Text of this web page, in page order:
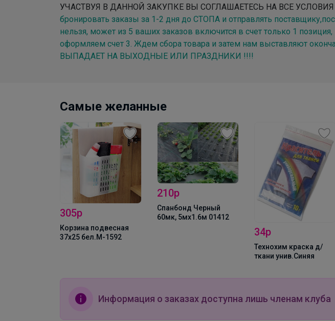
УЧАСТВУЯ В ДАННОЙ ЗАКУПКЕ ВЫ СОГЛАШАЕТЕСЬ НА ВСЕ
бронировать заказы за 1-2 дня до СТОПА и отправлять
нельзя, может из 5 ваших заказов включится в счет только 1
оформляем счет 3. Ждем сбора товара и затем нам выставляют
ВЫПАДАЕТ НА ВЫХОДНЫЕ ИЛИ ПРАЗДНИКИ !!!!
Самые желанные
210р
Спанбонд Черный
60мк, 5мх1.6м 01412
199р
Сетка на дверь с
магнитами (Китай)
Информация о заказах доступна лишь членам клуба
Красотка
Тетради с
100 листов